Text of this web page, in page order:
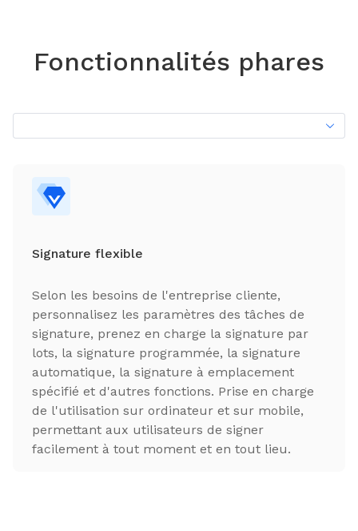
Fonctionnalités phares
Signature flexible
Selon les besoins de l'entreprise cliente,
personnalisez les paramètres des tâches de
signature, prenez en charge la signature par
lots, la signature programmée, la signature
automatique, la signature à emplacement
spécifié et d'autres fonctions. Prise en charge
de l'utilisation sur ordinateur et sur mobile,
permettant aux utilisateurs de signer
facilement à tout moment et en tout lieu.